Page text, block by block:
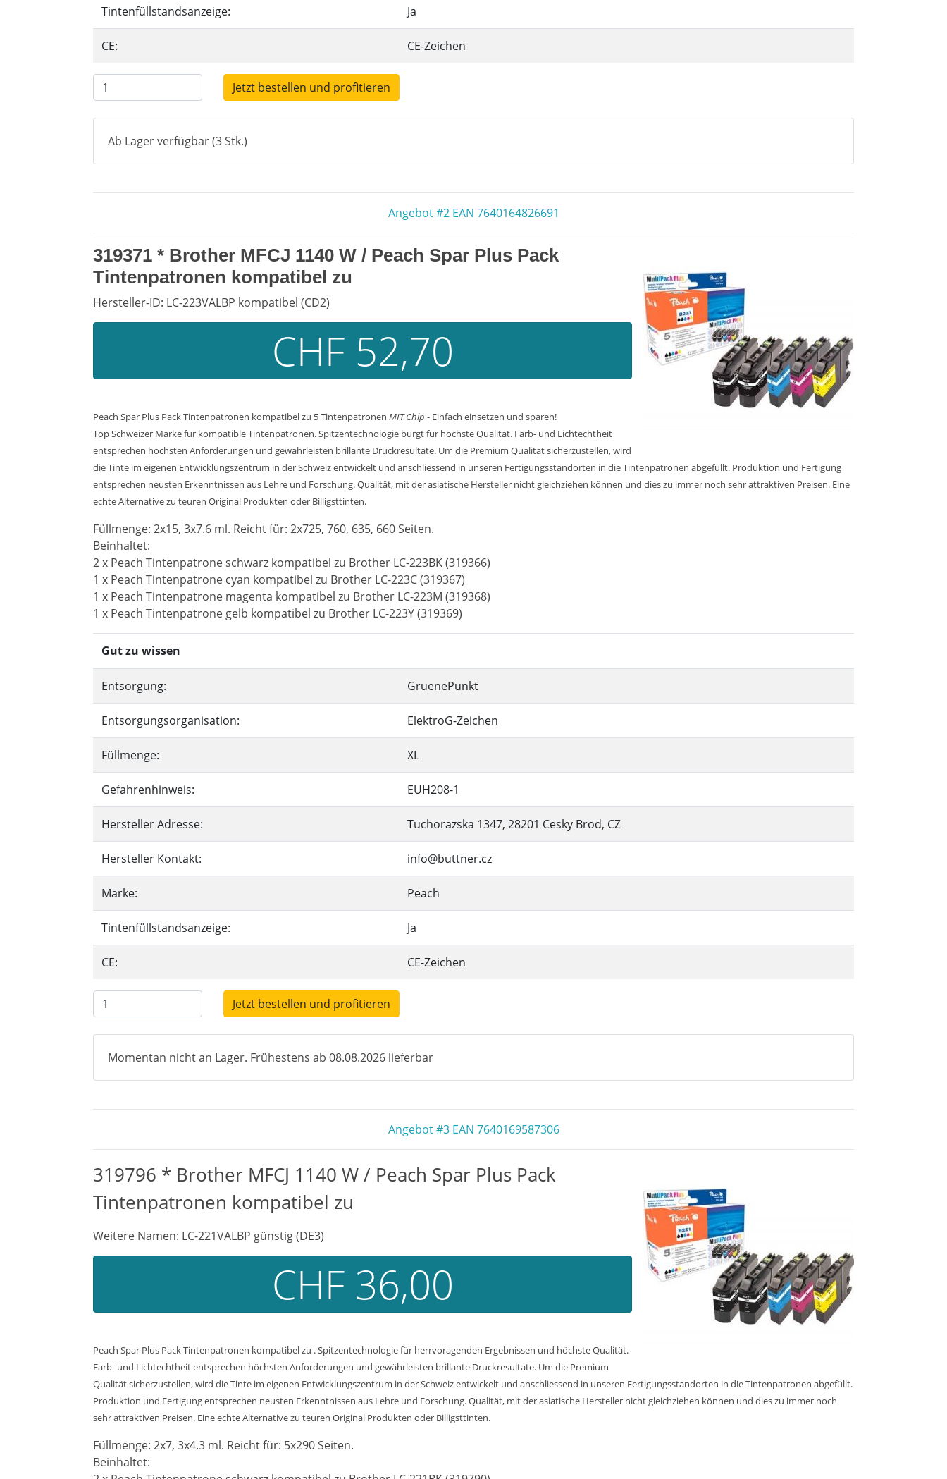
Tintenfüllstandsanzeige: Ja
CE: CE-Zeichen
Jetzt bestellen und profitieren
Ab Lager verfügbar (3 Stk.)
Angebot #2 EAN 7640164826691
319371 * Brother MFCJ 1140 W / Peach Spar Plus Pack
Tintenpatronen kompatibel zu
Hersteller-ID: LC-223VALBP kompatibel (CD2)
CHF 52,70
Peach Spar Plus Pack Tintenpatronen kompatibel zu 5 Tintenpatronen MIT Chip - Einfach einsetzen und sparen!
Top Schweizer Marke für kompatible Tintenpatronen. Spitzentechnologie bürgt für höchste Qualität. Farb- und Lichtechtheit
entsprechen höchsten Anforderungen und gewährleisten brillante Druckresultate. Um die Premium Qualität sicherzustellen, wird
die Tinte im eigenen Entwicklungszentrum in der Schweiz entwickelt und anschliessend in unseren Fertigungsstandorten in die Tintenpatronen abgefüllt. Produktion und Fertigung
entsprechen neusten Erkenntnissen aus Lehre und Forschung. Qualität, mit der asiatische Hersteller nicht gleichziehen können und dies zu immer noch sehr attraktiven Preisen. Eine
echte Alternative zu teuren Original Produkten oder Billigsttinten.
Füllmenge: 2x15, 3x7.6 ml. Reicht für: 2x725, 760, 635, 660 Seiten.
Beinhaltet:
2 x Peach Tintenpatrone schwarz kompatibel zu Brother LC-223BK (319366)
1 x Peach Tintenpatrone cyan kompatibel zu Brother LC-223C (319367)
1 x Peach Tintenpatrone magenta kompatibel zu Brother LC-223M (319368)
1 x Peach Tintenpatrone gelb kompatibel zu Brother LC-223Y (319369)
Gut zu wissen
Entsorgung: GruenePunkt
Entsorgungsorganisation: ElektroG-Zeichen
Füllmenge: XL
Gefahrenhinweis: EUH208-1
Hersteller Adresse: Tuchorazska 1347, 28201 Cesky Brod, CZ
Hersteller Kontakt: info@buttner.cz
Marke: Peach
Tintenfüllstandsanzeige: Ja
CE: CE-Zeichen
Jetzt bestellen und profitieren
Momentan nicht an Lager. Frühestens ab 08.08.2026 lieferbar
Angebot #3 EAN 7640169587306
319796 * Brother MFCJ 1140 W / Peach Spar Plus Pack
Tintenpatronen kompatibel zu
Weitere Namen: LC-221VALBP günstig (DE3)
CHF 36,00
Peach Spar Plus Pack Tintenpatronen kompatibel zu . Spitzentechnologie für herrvoragenden Ergebnissen und höchste Qualität.
Farb- und Lichtechtheit entsprechen höchsten Anforderungen und gewährleisten brillante Druckresultate. Um die Premium
Qualität sicherzustellen, wird die Tinte im eigenen Entwicklungszentrum in der Schweiz entwickelt und anschliessend in unseren Fertigungsstandorten in die Tintenpatronen abgefüllt.
Produktion und Fertigung entsprechen neusten Erkenntnissen aus Lehre und Forschung. Qualität, mit der asiatische Hersteller nicht gleichziehen können und dies zu immer noch
sehr attraktiven Preisen. Eine echte Alternative zu teuren Original Produkten oder Billigsttinten.
Füllmenge: 2x7, 3x4.3 ml. Reicht für: 5x290 Seiten.
Beinhaltet: